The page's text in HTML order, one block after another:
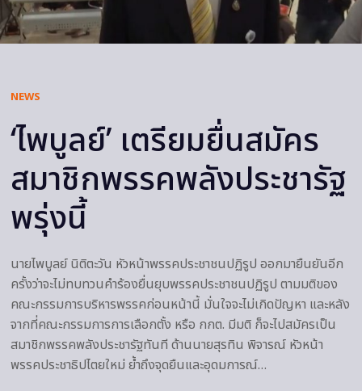
NEWS
‘ไพบูลย์’ เตรียมยื่นสมัคร
สมาชิกพรรคพลังประชารัฐ
พรุ่งนี้
นายไพบูลย์ นิติตะวัน หัวหน้าพรรคประชาชนปฏิรูป ออกมายืนยันอีก
ครั้งว่าจะไม่ทบทวนคำร้องยื่นยุบพรรคประชาชนปฏิรูป ตามมติของ
คณะกรรมการบริหารพรรคก่อนหน้านี้ มั่นใจจะไม่เกิดปัญหา และหลัง
จากที่คณะกรรมการการเลือกตั้ง หรือ กกต. มีมติ ก็จะไปสมัครเป็น
สมาชิกพรรคพลังประชารัฐทันที ด้านนายสุรทิน พิจารณ์ หัวหน้า
พรรคประชาธิปไตยใหม่ ย้ำถึงจุดยืนและอุดมการณ์…